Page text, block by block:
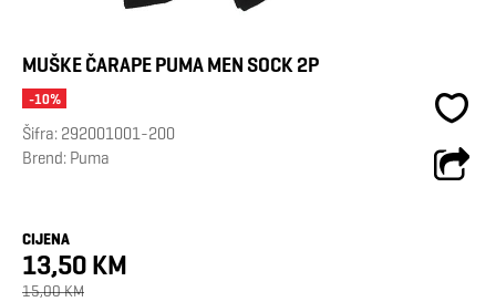
MUŠKE ČARAPE PUMA MEN SOCK 2P
-10%
Šifra: 292001001-200
Brend: Puma
CIJENA
13,50 KM
15,00 KM